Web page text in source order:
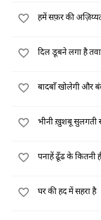
हमें सफ़र की
दिल डूबने लगा है
बादबाँ खोलेगी और
भीनी ख़ुशबू सुलगती
पनाहें ढूँढ के कितनी
घर की हद में सहरा है